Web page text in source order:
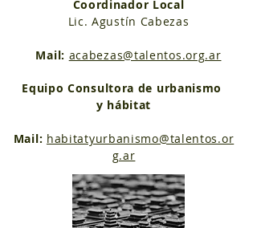
Coordinador Local
Lic. Agustín Cabezas
Mail: acabezas@talentos.org.ar
Equipo Consultora de urbanismo
y hábitat
Mail: habitatyurbanismo@talentos.or
g.ar